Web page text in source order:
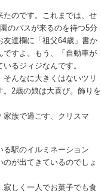
たのです。これまでは、せ
のバスが来るのを待つ5分
友達欄に「祖父64歳」書か
ですよ。もう、「自動車が
るジィジなんです。
んなに大きくはないツリ
2歳の娘は大喜び。飾りを
族で過ごす、クリスマ
る駅のイルミネーション
が出てきているのでしょ
しく一人でお菓子でも食